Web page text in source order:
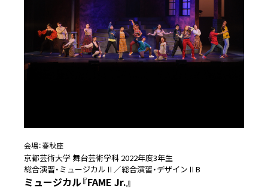
会場：春秋座
京都芸術大学 舞台芸術学科 2022年度3年生
総合演習・ミュージカルⅡ／総合演習・デザインⅡB
ミュージカル『FAME Jr.』